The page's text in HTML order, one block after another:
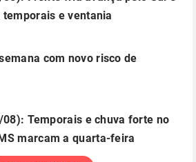
e ventania
com novo risco de
Temporais e chuva forte no
marcam a quarta-feira